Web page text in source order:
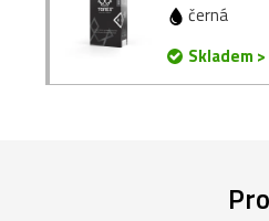
černá
Skladem